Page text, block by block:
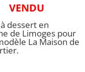
VENDU
dessert en
de Limoges pour
La Maison de